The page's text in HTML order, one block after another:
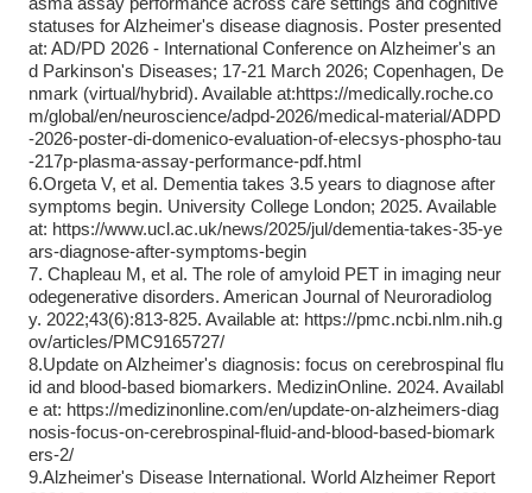
statuses for Alzheimer's disease diagnosis. Poster presented
at: AD/PD 2026 - International Conference on Alzheimer's an
d Parkinson's Diseases; 17-21 March 2026; Copenhagen, De
nmark (virtual/hybrid). Available at:https://medically.roche.co
m/global/en/neuroscience/adpd-2026/medical-material/ADPD
-2026-poster-di-domenico-evaluation-of-elecsys-phospho-tau
-217p-plasma-assay-performance-pdf.html
6.Orgeta V, et al. Dementia takes 3.5 years to diagnose after
symptoms begin. University College London; 2025. Available
at: https://www.ucl.ac.uk/news/2025/jul/dementia-takes-35-ye
ars-diagnose-after-symptoms-begin
7. Chapleau M, et al. The role of amyloid PET in imaging neur
odegenerative disorders. American Journal of Neuroradiolog
y. 2022;43(6):813-825. Available at: https://pmc.ncbi.nlm.nih.g
ov/articles/PMC9165727/
8.Update on Alzheimer's diagnosis: focus on cerebrospinal flu
id and blood-based biomarkers. MedizinOnline. 2024. Availabl
e at: https://medizinonline.com/en/update-on-alzheimers-diag
nosis-focus-on-cerebrospinal-fluid-and-blood-based-biomark
ers-2/
9.Alzheimer's Disease International. World Alzheimer Report